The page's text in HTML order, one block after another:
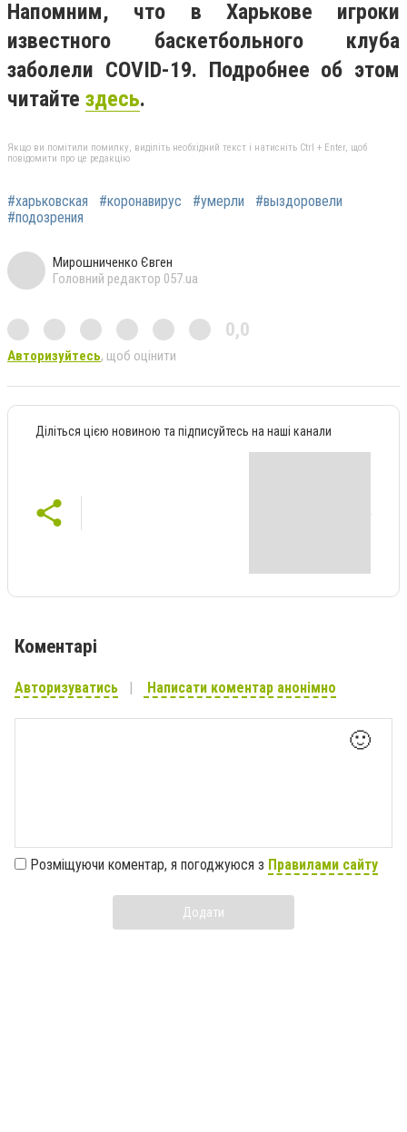
Напомним, что в Харькове игроки
известного баскетбольного клуба
заболели COVID-19. Подробнее об этом
читайте здесь.
Якщо ви помітили помилку, виділіть необхідний текст і натисніть Ctrl + Enter, щоб
повідомити про це редакцію
#харьковская #коронавирус #умерли
#выздоровели
#подозрения
Мирошниченко Євген
Головний редактор 057.ua
0,0
Авторизуйтесь, щоб оцінити
Діліться цією новиною та підписуйтесь на наші канали
Коментарі
Авторизуватись Написати коментар анонімно
🙂
Розміщуючи коментар, я погоджуюся з Правилами сайту
Додати